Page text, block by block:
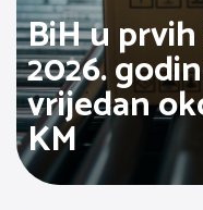
BiH u
2026.
vrijedan
KM